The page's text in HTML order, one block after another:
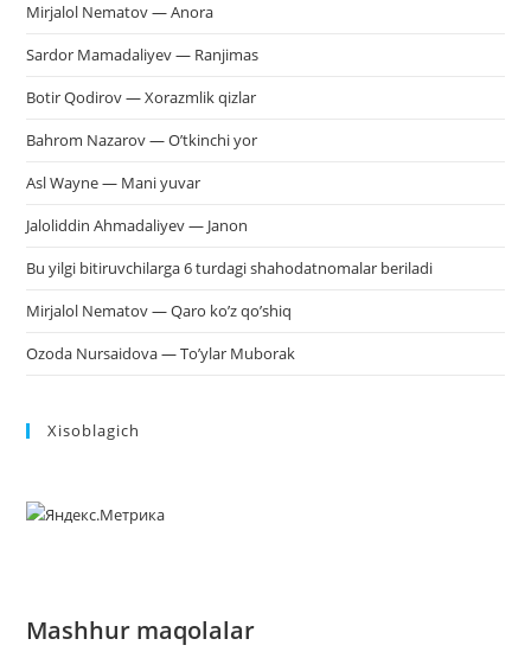
Mirjalol Nematov — Anora
Sardor Mamadaliyev — Ranjimas
Botir Qodirov — Xorazmlik qizlar
Bahrom Nazarov — O’tkinchi yor
Asl Wayne — Mani yuvar
Jaloliddin Ahmadaliyev — Janon
Bu yilgi bitiruvchilarga 6 turdagi shahodatnomalar beriladi
Mirjalol Nematov — Qaro ko’z qo’shiq
Ozoda Nursaidova — To’ylar Muborak
Xisoblagich
Mashhur maqolalar